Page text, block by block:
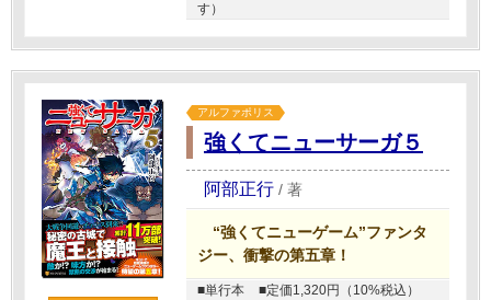
す）
アルファポリス
強くてニューサーガ５
阿部正行 / 著
“強くてニューゲーム”ファンタ
ジー、衝撃の第五章！
■単行本
■定価1,320円（10%税込）